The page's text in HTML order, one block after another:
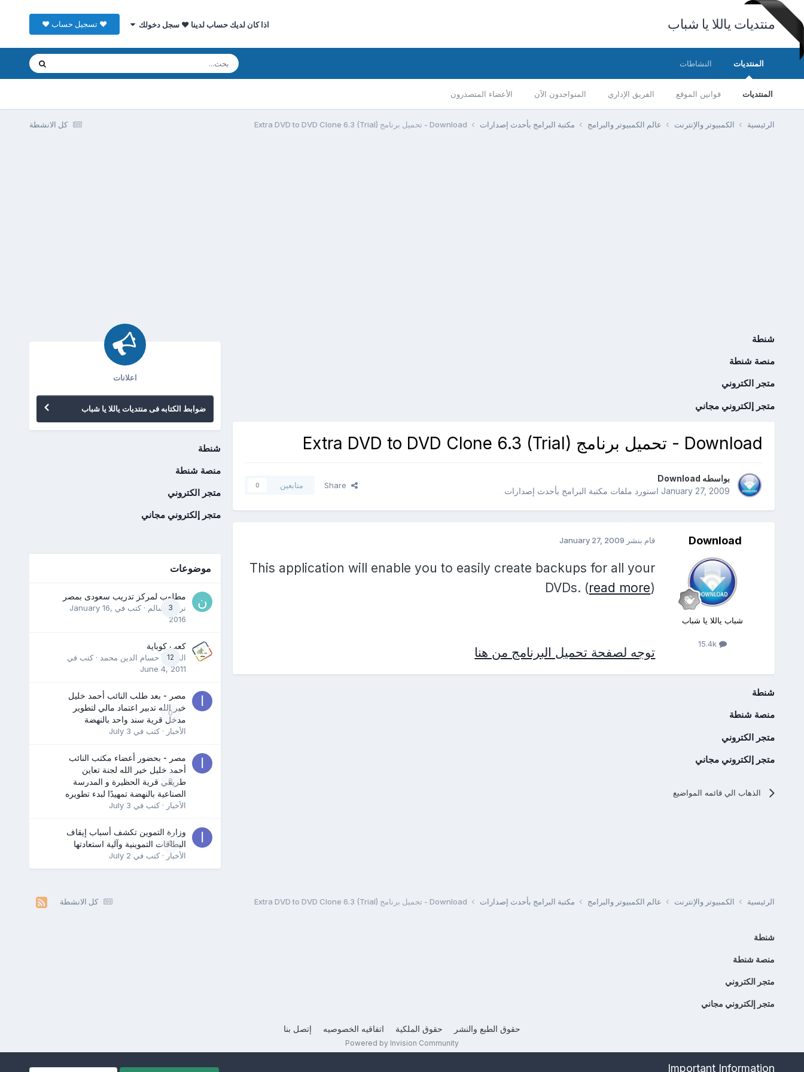
منتديات ياللا يا شباب اذا كان لديك حساب لدينا ♥ سجل دخولك ♥ تسجيل حساب ♥
المنتديات
المنتديات قوانين الموقع الفريق الإداري المتواجدون الآن الأعضاء المتصدرون
النشاطات
كل الانشطة الرئيسية الكمبيوتر والإنترنت عالم الكمبيوتر والبرامج مكتبة البرامج بأحدث إصدارات Download - تحميل برنامج Extra DVD to DVD Clone 6.3 (Trial)
شنطة
منصة شنطة
متجر الكتروني
متجر إلكتروني مجاني
Download - تحميل برنامج Extra DVD to DVD Clone 6.3 (Trial)
بواسطه Download
January 27, 2009استورد ملفات مكتبة البرامج بأحدث إصدارات
Share متابعين 0
Download
شباب ياللا يا شباب
15.4k
قام بنشر January 27, 2009
This application will enable you to easily create backups for all your
DVDs. (read more)
توجه لصفحة تحميل البرنامج من هنا
شنطة
منصة شنطة
متجر الكتروني
متجر إلكتروني مجاني
الذهاب الي قائمه المواضيع
اعلانات
ضوابط الكتابه فى منتديات ياللا يا شباب
شنطة
منصة شنطة
متجر الكتروني
متجر إلكتروني مجاني
موضوعات
3
مطلوب لمركز تدريب سعودى بمصر
نرمين سالم · كتب في January 16,
2016
12
كعب كوباية
المدرب حسام الدين محمد · كتب في
June 4, 2011
0
مصر - بعد طلب النائب أحمد خليل
خير الله تدبير اعتماد مالي لتطوير
مدخل قرية سند واحد بالنهضة
الأخبار · كتب في July 3
0
مصر - بحضور أعضاء مكتب النائب
أحمد خليل خير الله لجنة تعاين
طريقي قرية الحظيرة و المدرسة
الصناعية بالنهضة تمهيدًا لبدء تطويره
الأخبار · كتب في July 3
0
وزارة التموين تكشف أسباب إيقاف
البطاقات التموينية وآلية استعادتها
الأخبار · كتب في July 2
كل الانشطة الرئيسية الكمبيوتر والإنترنت عالم الكمبيوتر والبرامج مكتبة البرامج بأحدث إصدارات Download - تحميل برنامج Extra DVD to DVD Clone 6.3 (Trial)
شنطة
منصة شنطة
متجر الكتروني
متجر إلكتروني مجاني
حقوق الطبع والنشر حقوق الملكية اتفاقيه الخصوصيه إتصل بنا
Powered by Invision Community
Important Information